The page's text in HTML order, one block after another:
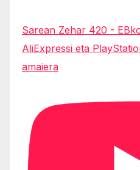
Sarean Zehar 420 -
AliExpressi eta
amaiera